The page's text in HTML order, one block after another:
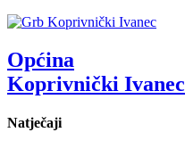
Općina
Koprivnički Ivanec
Natječaji